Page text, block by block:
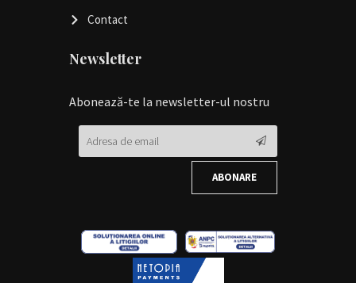
Contact
Newsletter
Abonează-te la newsletter-ul nostru